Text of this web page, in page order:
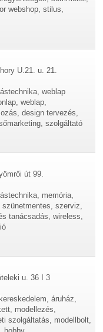
webshop, stilus,
U.21. u. 21.
weblap
weblap,
design tervezés,
szolgáltató
út 99.
memória,
szerviz,
tanácsadás, wireless,
u. 36 I 3
áruház,
modellezés,
szolgáltatás, modellbolt,